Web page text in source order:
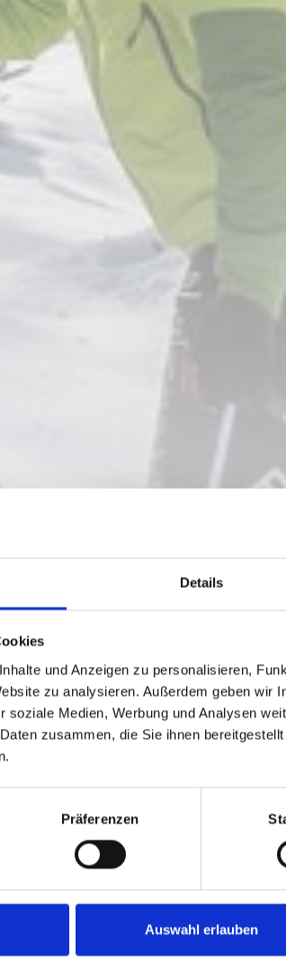
Details
und Anzeigen zu personalisieren,
zu analysieren. Außerdem geben wir
soziale Medien, Werbung und Analysen
zusammen, die Sie ihnen
Präferenzen
Auswahl erlauben
(CLASSIC U.